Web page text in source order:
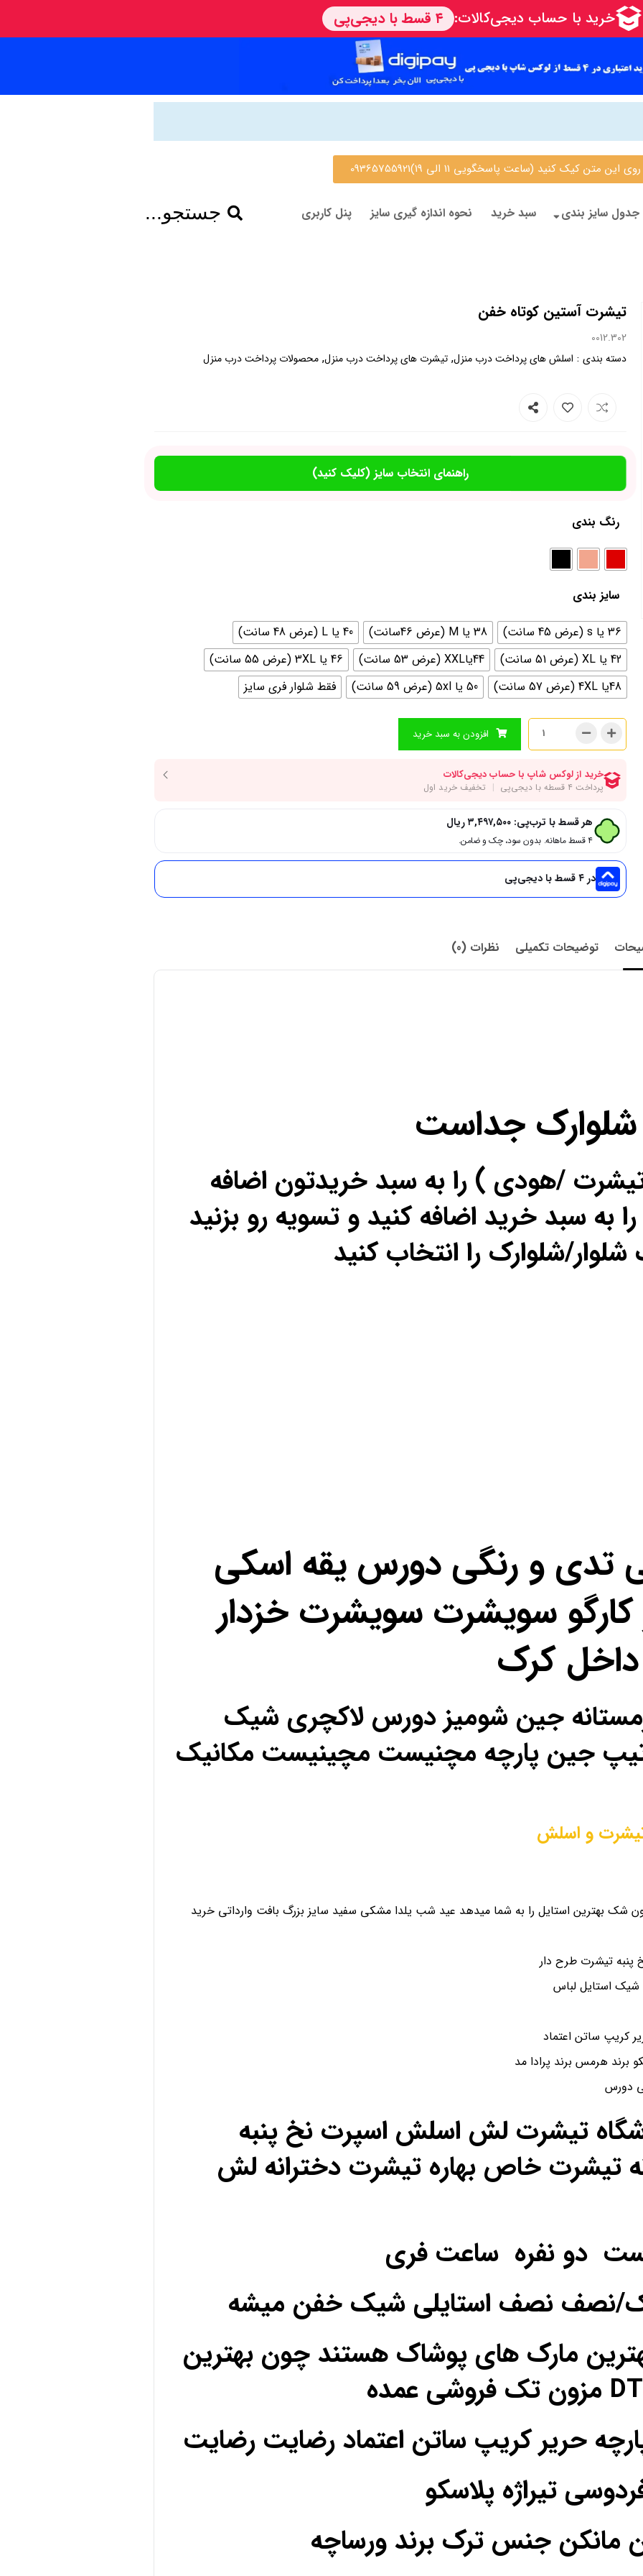
کیک کنید (ساعت پاسخگویی 11 الی 19)09365755921
جدول سایز بندی سبد خرید نحوه اندازه گیری سایز پنل کاربری جستجو...
تیشرت آستین کوتاه خفن
0012.302
دسته بندی : اسلش های پرداخت درب منزل, تیشرت های پرداخت درب منزل, محصولات پرداخت درب منزل
راهنمای انتخاب سایز (کلیک کنید)
رنگ بندی
سایز بندی
36 یا s (عرض 45 سانت) 38 یا M (عرض 46سانت)
40 یا L (عرض 48 سانت)
42 یا XL (عرض 51 سانت)
44یاXXL (عرض 53 سانت)
46 یا 3XL (عرض 55 سانت)
48یا 4XL (عرض 57 سانت)
50 یا 5xl (عرض 59 سانت) فقط شلوار فری سایز
افزودن به سبد خرید
هر قسط با ترب‌پی: ۳,۴۹۷,۵۰۰ریال
۴ قسط ماهانه. بدون سود، چک و ضامن.
در ۴ قسط با دیجی‌پی
توضیحات تکمیلی نظرات (0)
شلوارک جداست
/هودی ) را به سبد خریدتون اضافه
به سبد خرید اضافه کنید و تسویه رو بزنید
شلوارک را انتخاب کنید
تدی و رنگی دورس یقه اسکی
سویشرت سویشرت خزدار
کرک
زمستانه جین شومیز دورس لاکچری شیک
تیپ جین پارچه مچنیست مچینیست مکانیک
و اسلش
بهترین استایل را به شما میدهد عید شب یلدا مشکی سفید سایز بزرگ بافت وارداتی خرید
تیشرت طرح دار
شیک استایل لباس
برند هرمس برند پرادا مد
دورس
تیشرت لش اسلش اسپرت نخ پنبه
تیشرت خاص بهاره تیشرت دخترانه لش
دو نفره ساعت فری
نصف نصف استایلی شیک خفن میشه
مارک های پوشاک هستند چون بهترین
تیراژه پلاسکو
مانکن جنس ترک برند ورساچه